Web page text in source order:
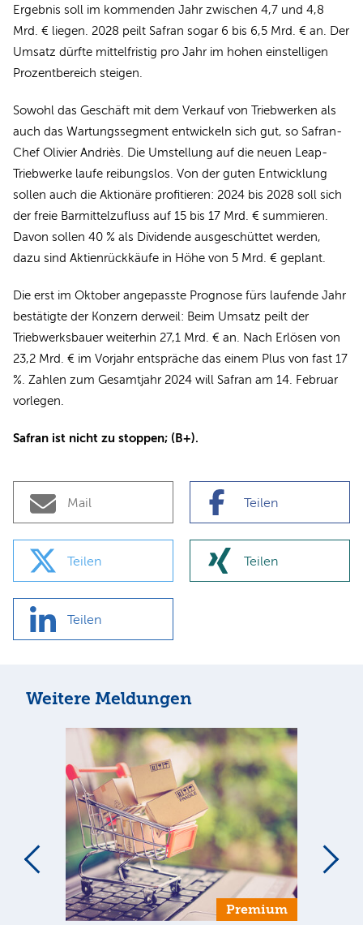
Ergebnis soll im kommenden Jahr zwischen 4,7 und 4,8
Mrd. € liegen. 2028 peilt Safran sogar 6 bis 6,5 Mrd. € an. Der
Umsatz dürfte mittelfristig pro Jahr im hohen einstelligen
Prozentbereich steigen.
Sowohl das Geschäft mit dem Verkauf von Triebwerken als
auch das Wartungssegment entwickeln sich gut, so Safran-
Chef Olivier Andriès. Die Umstellung auf die neuen Leap-
Triebwerke laufe reibungslos. Von der guten Entwicklung
sollen auch die Aktionäre profitieren: 2024 bis 2028 soll sich
der freie Barmittelzufluss auf 15 bis 17 Mrd. € summieren.
Davon sollen 40 % als Dividende ausgeschüttet werden,
dazu sind Aktienrückkäufe in Höhe von 5 Mrd. € geplant.
Die erst im Oktober angepasste Prognose fürs laufende Jahr
bestätigte der Konzern derweil: Beim Umsatz peilt der
Triebwerksbauer weiterhin 27,1 Mrd. € an. Nach Erlösen von
23,2 Mrd. € im Vorjahr entspräche das einem Plus von fast 17
%. Zahlen zum Gesamtjahr 2024 will Safran am 14. Februar
vorlegen.
Safran ist nicht zu stoppen; (B+).
Mail Teilen
Teilen Teilen
Teilen
Weitere Meldungen
Premium